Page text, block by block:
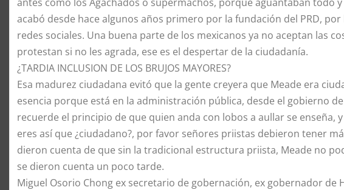
acabó desde hace algunos años primero por la fundación del PRD,
redes sociales. Una buena parte de los mexicanos ya no aceptan las
protestan si no les agrada, ese es el despertar de la ciudadanía.
¿TARDIA INCLUSION DE LOS BRUJOS MAYORES?
Esa madurez ciudadana evitó que la gente creyera que Meade era
esencia porque está en la administración pública, desde el gobierno
recuerde el principio de que quien anda con lobos a aullar se enseña,
eres así que ¿ciudadano?, por favor señores priistas debieron tener
dieron cuenta de que sin la tradicional estructura priista, Meade no
se dieron cuenta un poco tarde.
Miguel Osorio Chong ex secretario de gobernación, ex gobernador